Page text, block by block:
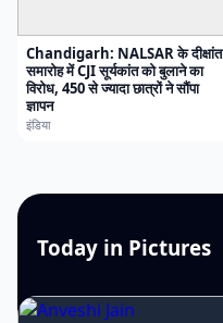
Chandigarh: NALSAR के दीक्षांत
समारोह में CJI सूर्यकांत को बुलाने का
विरोध, 450 से ज्यादा छात्रों ने सौंपा
ज्ञापन
इंडिया
Today in Pictures